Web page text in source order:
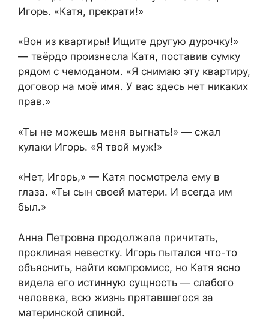
Игорь. «Катя, прекрати!»
«Вон из квартиры! Ищите другую дурочку!»
— твёрдо произнесла Катя, поставив сумку
рядом с чемоданом. «Я снимаю эту квартиру,
договор на моё имя. У вас здесь нет никаких
прав.»
«Ты не можешь меня выгнать!» — сжал
кулаки Игорь. «Я твой муж!»
«Нет, Игорь,» — Катя посмотрела ему в
глаза. «Ты сын своей матери. И всегда им
был.»
Анна Петровна продолжала причитать,
проклиная невестку. Игорь пытался что-то
объяснить, найти компромисс, но Катя ясно
видела его истинную сущность — слабого
человека, всю жизнь прятавшегося за
материнской спиной.